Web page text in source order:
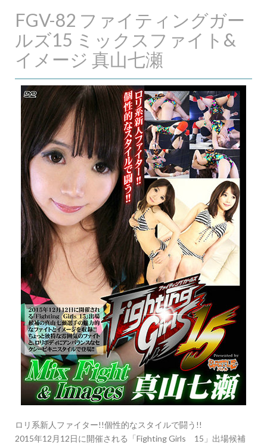
FGV-82 ファイティングガー
ルズ15 ミックスファイト&
イメージ 真山七瀬
ロリ系新人ファイター!!個性的なスタイルで闘う!!
2015年12月12日に開催される「Fighting Girls 15」出場候補